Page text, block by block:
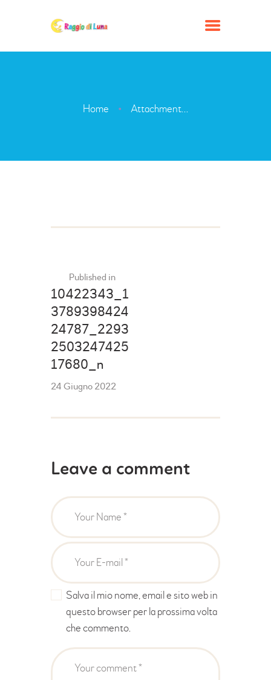
Home Attachment...
SERVIZI
Published in
10422343_1
3789398424
24787_2293
2503247425
17680_n
24 Giugno 2022
Leave a comment
Salva il mio nome, email e sito web in
questo browser per la prossima volta
che commento.